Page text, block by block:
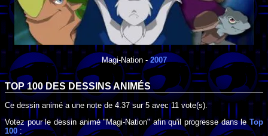
Magi-Nation-2007
TOP 100 DES DESSINS ANIMÉS
Ce dessin animé a une note de 4.37sur5 avec11 vote(s).
Votez pour le dessin animé "Magi-Nation" afin qu'il progresse dans le Top
100 :